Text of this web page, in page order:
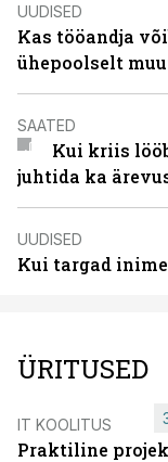
UUDISED
Kas tööandja
ühepoolselt
SAATED
Kui kriis
juhtida ka
UUDISED
Kui targad
ÜRITUSED
IT KOOLITUS
Praktiline